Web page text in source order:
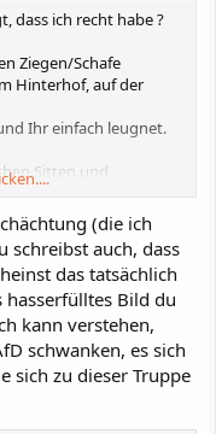
dass ich recht habe ?
Ziegen/Schafe
Hinterhof, auf der
Ihr einfach leugnet.
Sitten und
(die ich
schreibst auch, dass
das tatsächlich
hasserfülltes Bild du
kann verstehen,
schwanken, es sich
sich zu dieser Truppe